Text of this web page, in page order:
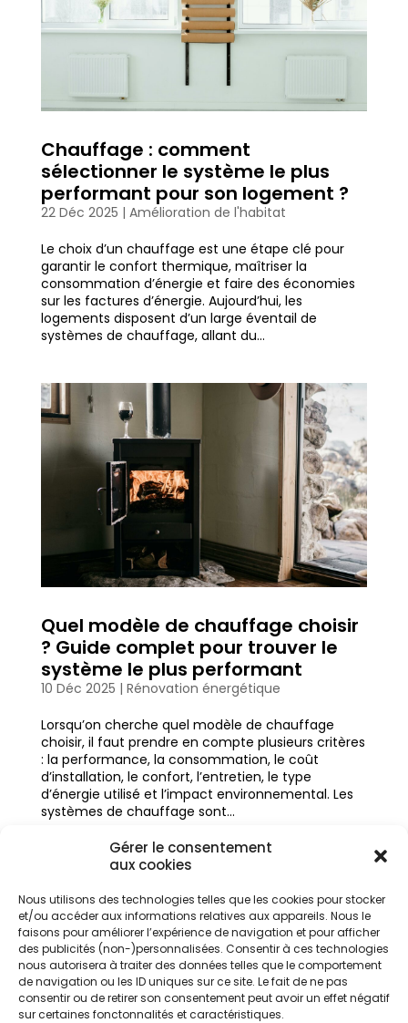
Gérer le consentement
aux cookies
Nous utilisons des technologies telles que les cookies pour stocker
et/ou accéder aux informations relatives aux appareils. Nous le
faisons pour améliorer l’expérience de navigation et pour afficher
des publicités (non-)personnalisées. Consentir à ces technologies
nous autorisera à traiter des données telles que le comportement
de navigation ou les ID uniques sur ce site. Le fait de ne pas
consentir ou de retirer son consentement peut avoir un effet négatif
sur certaines fonctonnalités et caractéristiques.
Chauffage : comment
sélectionner le système le plus
performant pour son logement ?
22 Déc 2025 | Amélioration de l'habitat
Le choix d’un chauffage est une étape clé pour
garantir le confort thermique, maîtriser la
consommation d’énergie et faire des économies
sur les factures d’énergie. Aujourd’hui, les
logements disposent d’un large éventail de
systèmes de chauffage, allant du...
Quel modèle de chauffage choisir
? Guide complet pour trouver le
système le plus performant
10 Déc 2025 | Rénovation énergétique
Lorsqu’on cherche quel modèle de chauffage
choisir, il faut prendre en compte plusieurs critères
: la performance, la consommation, le coût
d’installation, le confort, l’entretien, le type
d’énergie utilisé et l’impact environnemental. Les
systèmes de chauffage sont...
Articles récents
Réinventer son logement : les nouvelles tendances
pour améliorer son habitat26 juin 2026
Isolation garage en 2026 : quand, comment et à quel
prix ?24 juin 2026